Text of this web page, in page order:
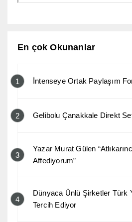
En çok Okunanlar
1 İntenseye Ortak Paylaşım
2 Gelibolu Çanakkale Direkt
3
Yazar Murat Gülen
Affediyorum”
4
Dünyaca Ünlü Şirketler Türk
Tercih Ediyor